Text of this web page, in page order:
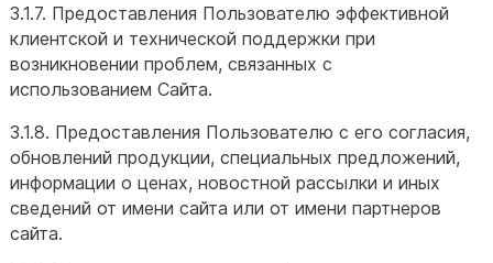
3.1.7. Предоставления Пользователю эффективной
клиентской и технической поддержки при
возникновении проблем, связанных с
использованием Сайта.
3.1.8. Предоставления Пользователю с его согласия,
обновлений продукции, специальных предложений,
информации о ценах, новостной рассылки и иных
сведений от имени сайта или от имени партнеров
сайта.